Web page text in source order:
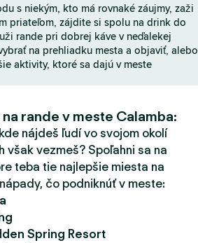
o
v
k
a
T
d
e
r
s niekým, kto má rovnaké záujmy, zaži
priateľom, zájdite si spolu na drink do
rande pri dobrej káve v neďalekej
na prehliadku mesta a objaviť, alebo
aktivity, ktoré sa dajú v meste
rande v meste Calamba:
nájdeš ľudí vo svojom okolí
však vezmeš? Spoľahni sa na
teba tie najlepšie miesta na
čo podniknúť v meste:
Spring Resort